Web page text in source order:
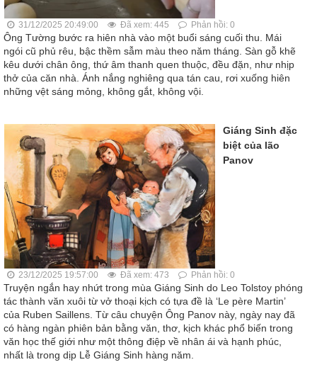
31/12/2025 20:49:00 Đã xem: 445 Phản hồi: 0
Ông Tường bước ra hiên nhà vào một buổi sáng cuối thu. Mái
ngói cũ phủ rêu, bậc thềm sẫm màu theo năm tháng. Sàn gỗ khẽ
kêu dưới chân ông, thứ âm thanh quen thuộc, đều đặn, như nhịp
thở của căn nhà. Ánh nắng nghiêng qua tán cau, rơi xuống hiên
những vệt sáng mỏng, không gắt, không vội.
Giáng Sinh đặc
biệt của lão
Panov
23/12/2025 19:57:00 Đã xem: 473 Phản hồi: 0
Truyện ngắn hay nhứt trong mùa Giáng Sinh do Leo Tolstoy phóng
tác thành văn xuôi từ vở thoại kịch có tựa đề là ‘Le père Martin’
của Ruben Saillens. Từ câu chuyện Ông Panov này, ngày nay đã
có hàng ngàn phiên bản bằng văn, thơ, kịch khác phổ biến trong
văn học thế giới như một thông điệp về nhân ái và hạnh phúc,
nhất là trong dịp Lễ Giáng Sinh hàng năm.